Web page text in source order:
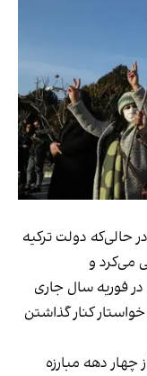
حالی‌که دولت ترکیه
می‌کرد و
فوریه سال جاری
خواستار کنار گذاشتن
دهه مبارزه